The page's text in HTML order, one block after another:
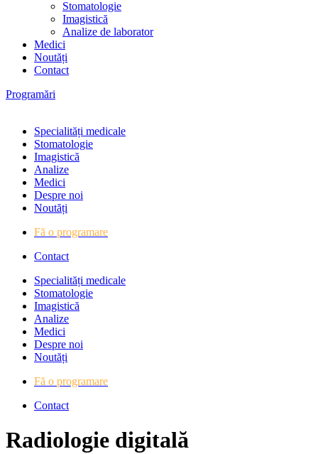
Stomatologie
Imagistică
Analize de laborator
Medici
Noutăți
Contact
Programări
Specialități medicale
Stomatologie
Imagistică
Analize
Medici
Despre noi
Noutăți
Fă o programare
Contact
Specialități medicale
Stomatologie
Imagistică
Analize
Medici
Despre noi
Noutăți
Fă o programare
Contact
Radiologie digitală